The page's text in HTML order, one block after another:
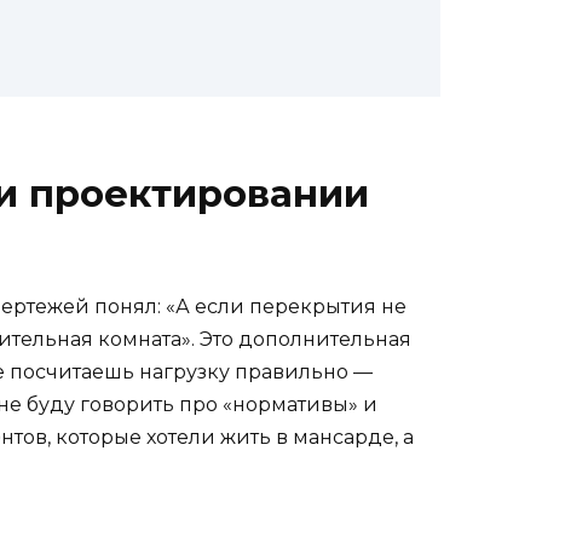
проектировании
понял: «А если перекрытия не
комната». Это дополнительная
посчитаешь нагрузку правильно —
буду говорить про «нормативы» и
которые хотели жить в мансарде, а